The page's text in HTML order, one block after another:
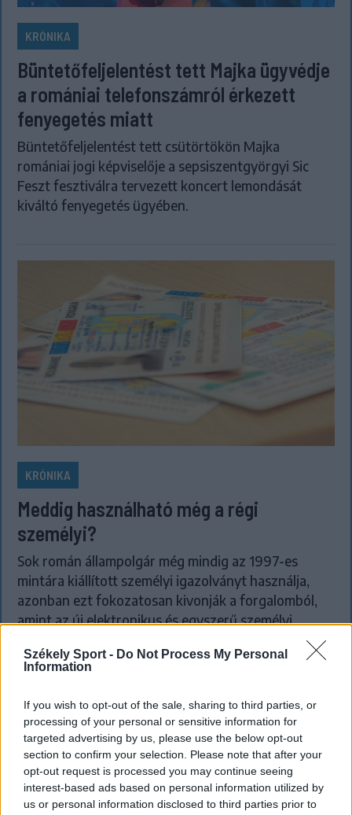
Székely Sport - Do Not Process My Personal
Information
If you wish to opt-out of the sale, sharing to third parties, or
processing of your personal or sensitive information for
targeted advertising by us, please use the below opt-out
section to confirm your selection. Please note that after your
opt-out request is processed you may continue seeing
interest-based ads based on personal information utilized by
us or personal information disclosed to third parties prior to
KRÓNIKA
Büntetőfeljelentést tett Majka ügyvédje
a romániai telefonszámról érkezett
fenyegetés miatt
Büntetőfeljelentést tett csütörtökön Majka
romániai jogi képviselője a sepsiszentgyörgyi Sic
Feszt fesztiválra tervezett koncert lemondását
kiváltó fenyegetés ügyében.
KRÓNIKA
Meddig használható még a régi
személyi?
Sok román állampolgár még mindig az 1997-es
mintára kiállított személyi igazolványt használja,
azonban ezt fokozatosan kivonják a forgalomból,
amint az új elektronikus és egyszerű személyi